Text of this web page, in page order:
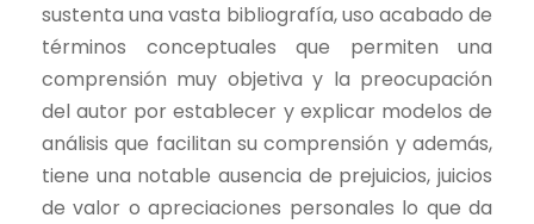
sustenta una vasta bibliografía, uso acabado de
términos conceptuales que permiten una
comprensión muy objetiva y la preocupación
del autor por establecer y explicar modelos de
análisis que facilitan su comprensión y además,
tiene una notable ausencia de prejuicios, juicios
de valor o apreciaciones personales lo que da